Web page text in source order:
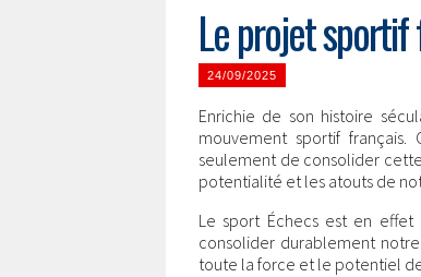
Le projet
24/09/2025
Enrichie de son histoire
mouvement sportif
seulement de consolider
potentialité et les atouts de
Le sport Échecs est en effet
consolider durablement
toute la force et le potentiel